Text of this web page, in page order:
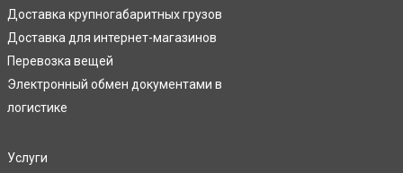
Доставка крупногабаритных грузов
Доставка для интернет-магазинов
Перевозка вещей
Электронный обмен документами в
логистике
Услуги